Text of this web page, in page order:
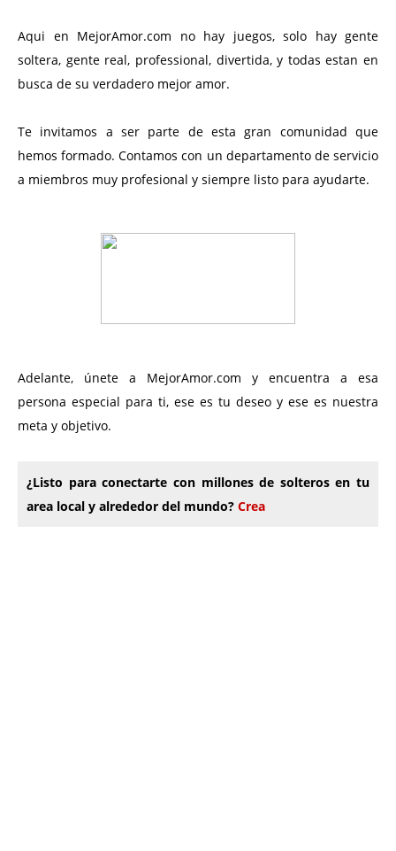
Aqui en MejorAmor.com no hay juegos, solo hay gente
soltera, gente real, professional, divertida, y todas estan en
busca de su verdadero mejor amor.
Te invitamos a ser parte de esta gran comunidad que
hemos formado. Contamos con un departamento de servicio
a miembros muy profesional y siempre listo para ayudarte.
Adelante, únete a MejorAmor.com y encuentra a esa
persona especial para ti, ese es tu deseo y ese es nuestra
meta y objetivo.
¿Listo para conectarte con millones de solteros en tu
area local y alrededor del mundo? Crea